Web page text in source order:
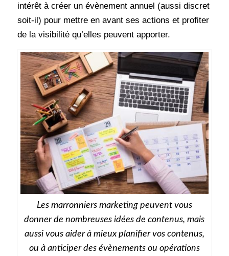
intérêt à créer un évènement annuel (aussi discret
soit-il) pour mettre en avant ses actions et profiter
de la visibilité qu’elles peuvent apporter.
Les marronniers marketing peuvent vous
donner de nombreuses idées de contenus, mais
aussi vous aider à mieux planifier vos contenus,
ou à anticiper des évènements ou opérations